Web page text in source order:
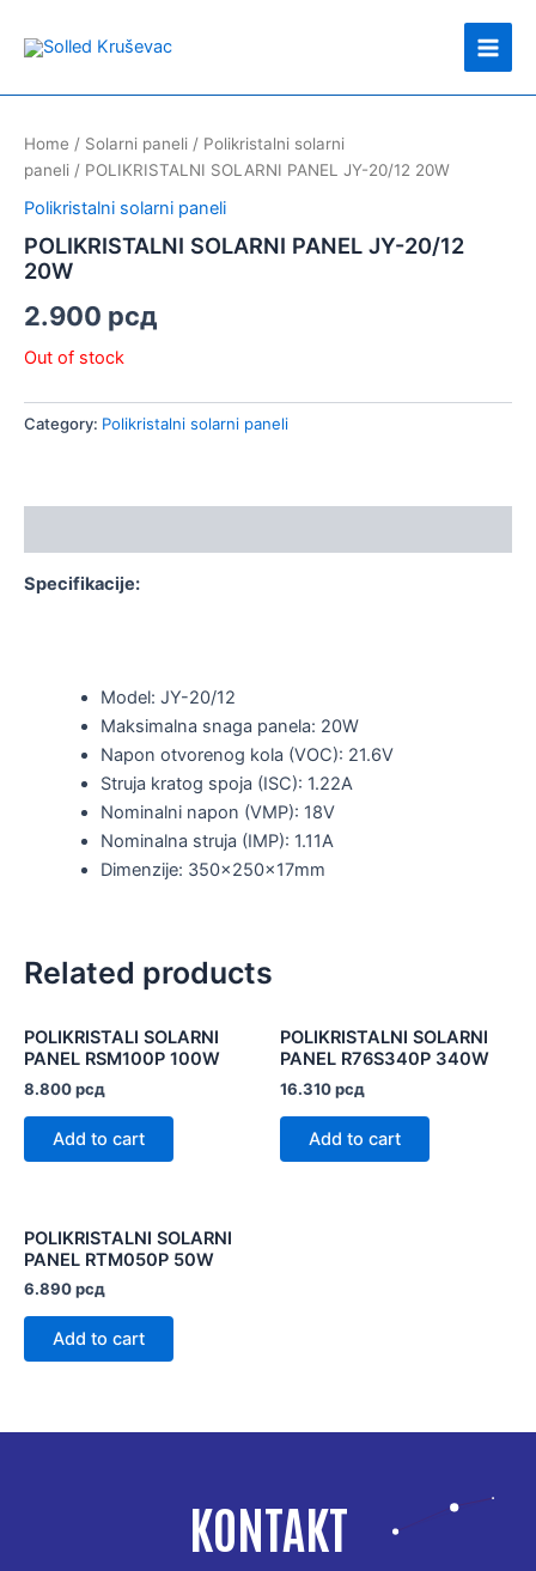
Main
Home / Solarni paneli / Polikristalni solarni
paneli / POLIKRISTALNI SOLARNI PANEL JY-20/12 20W
Polikristalni solarni paneli
POLIKRISTALNI SOLARNI PANEL JY-20/12
20W
2.900 рсд
Out of stock
Category: Polikristalni solarni paneli
Specifikacije:
Model: JY-20/12
Maksimalna snaga panela: 20W
Napon otvorenog kola (VOC): 21.6V
Struja kratog spoja (ISC): 1.22A
Nominalni napon (VMP): 18V
Nominalna struja (IMP): 1.11A
Dimenzije: 350x250x17mm
Related products
POLIKRISTALI SOLARNI
PANEL RSM100P 100W
8.800рсд
Add to cart
POLIKRISTALNI SOLARNI
PANEL R76S340P 340W
16.310рсд
Add to cart
POLIKRISTALNI SOLARNI
PANEL RTM050P 50W
6.890рсд
Add to cart
KONTAKT